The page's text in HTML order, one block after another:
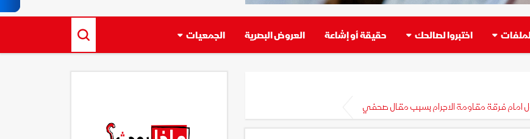
اختبروا لصالحك حقيقة أو إشاعة العروض البصرية الجمعيات
امام فرقة مقاومة الاجرام بسبب مقال صحفي